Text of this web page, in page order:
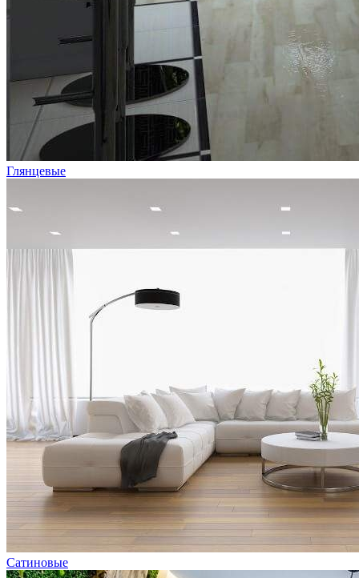
Глянцевые
Сатиновые